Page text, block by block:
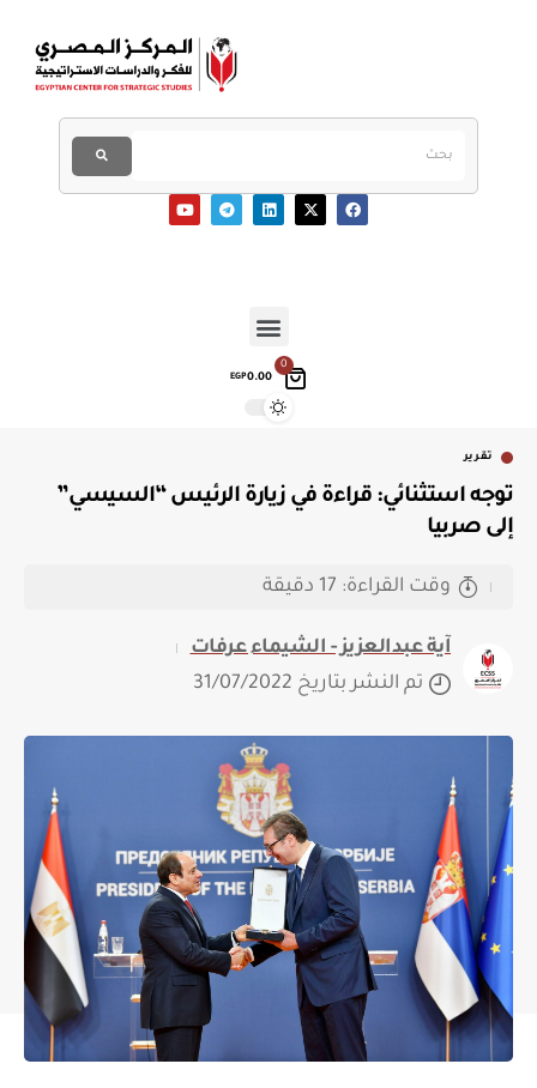
0
EGP0.00
تقرير
توجه استثنائي: قراءة في زيارة الرئيس “السيسي”
إلى صربيا
آية عبدالعزيز - الشيماء عرفات
تم النشر بتاريخ 31/07/2022
وقت القراءة: 17 دقيقة